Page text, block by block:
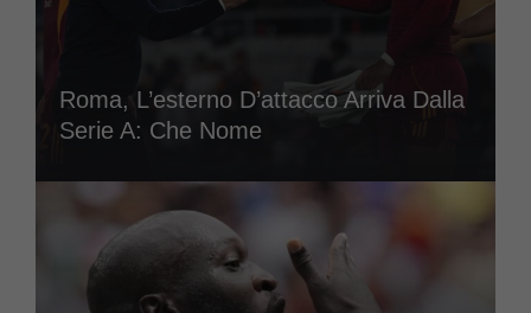
Roma, L’esterno D’attacco Arriva Dalla
Serie A: Che Nome